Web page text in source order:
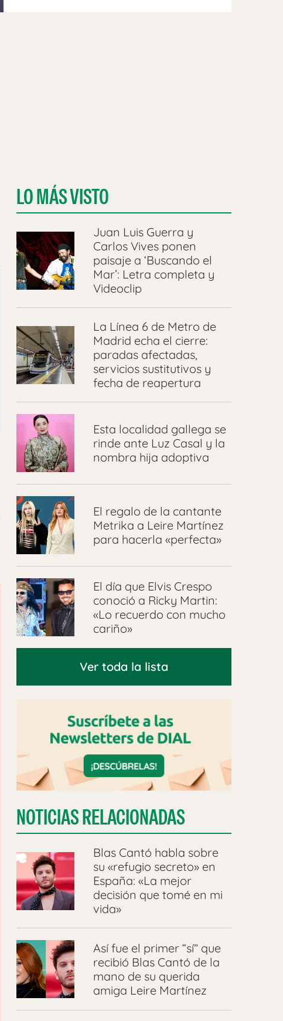
LO MÁS VISTO
Juan Luis Guerra y
Carlos Vives ponen
paisaje a ‘Buscando el
Mar’: Letra completa y
Videoclip
La Línea 6 de Metro de
Madrid echa el cierre:
paradas afectadas,
servicios sustitutivos y
fecha de reapertura
Esta localidad gallega se
rinde ante Luz Casal y la
nombra hija adoptiva
El regalo de la cantante
Metrika a Leire Martínez
para hacerla «perfecta»
El día que Elvis Crespo
conoció a Ricky Martin:
«Lo recuerdo con mucho
cariño»
Ver toda la lista
NOTICIAS RELACIONADAS
Blas Cantó habla sobre
su «refugio secreto» en
España: «La mejor
decisión que tomé en mi
vida»
Así fue el primer “sí” que
recibió Blas Cantó de la
mano de su querida
amiga Leire Martínez